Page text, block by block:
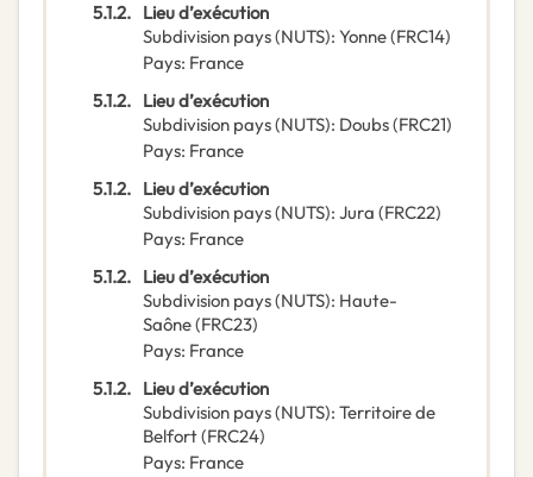
5.1.2. Lieu d’exécution
Subdivision pays (NUTS): Yonne(FRC14)
Pays: France
5.1.2. Lieu d’exécution
Subdivision pays (NUTS): Doubs(FRC21)
Pays: France
5.1.2. Lieu d’exécution
Subdivision pays (NUTS): Jura (FRC22)
Pays: France
5.1.2. Lieu d’exécution
Subdivision pays (NUTS): Haute-
Saône(FRC23)
Pays: France
5.1.2. Lieu d’exécution
Subdivision pays (NUTS): Territoire de
Belfort(FRC24)
Pays: France